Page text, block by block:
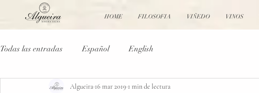
HOME FILOSOFIA VIÑEDO VINOS
Todas las entradas Español English
Algueira 16 mar 2019 1 min de lectura